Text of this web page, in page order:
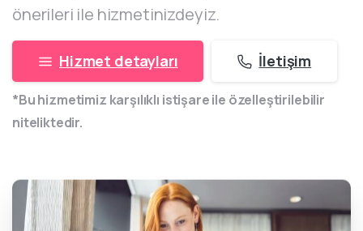
önerileri ile hizmetinizdeyiz.
Hizmet detayları İletişim
*Bu hizmetimiz karşılıklı istişare ile özelleştirilebilir
niteliktedir.